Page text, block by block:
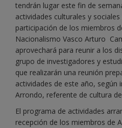
tendrán lugar este fin de
actividades culturales y
participación de los miembros
Nacionalismo Vasco Arturo
aprovechará para reunir a los
grupo de investigadores y
que realizarán una reunión
actividades de este año, según
Arrondo, referente de cultura
El programa de actividades
recepción de los miembros de